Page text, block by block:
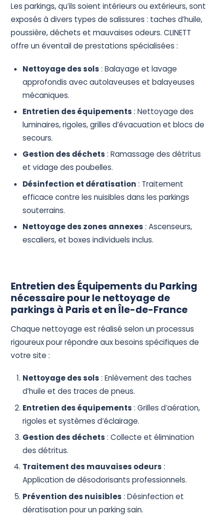
Les parkings, qu’ils soient intérieurs ou extérieurs, sont
exposés à divers types de salissures : taches d’huile,
poussière, déchets et mauvaises odeurs. CLINETT
offre un éventail de prestations spécialisées :
Nettoyage des sols : Balayage et lavage
approfondis avec autolaveuses et balayeuses
mécaniques.
Entretien des équipements : Nettoyage des
luminaires, rigoles, grilles d’évacuation et blocs de
secours.
Gestion des déchets : Ramassage des détritus
et vidage des poubelles.
Désinfection et dératisation : Traitement
efficace contre les nuisibles dans les parkings
souterrains.
Nettoyage des zones annexes : Ascenseurs,
escaliers, et boxes individuels inclus.
Entretien des Équipements du Parking
nécessaire pour le nettoyage de
parkings à Paris et en Île-de-France
Chaque nettoyage est réalisé selon un processus
rigoureux pour répondre aux besoins spécifiques de
votre site :
Nettoyage des sols : Enlèvement des taches
d’huile et des traces de pneus.
Entretien des équipements : Grilles d’aération,
rigoles et systèmes d’éclairage.
Gestion des déchets : Collecte et élimination
des détritus.
Traitement des mauvaises odeurs :
Application de désodorisants professionnels.
Prévention des nuisibles : Désinfection et
dératisation pour un parking sain.